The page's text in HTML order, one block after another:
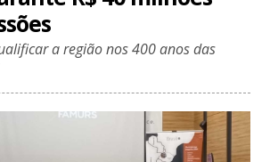
a região nos 400 anos das